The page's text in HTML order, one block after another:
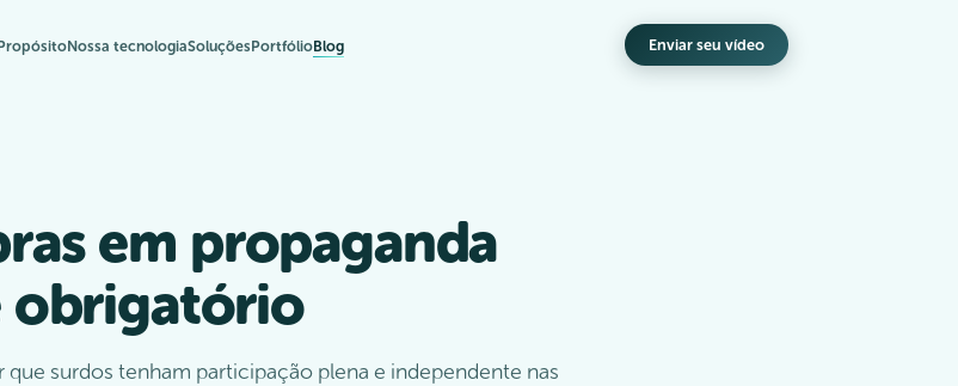
Nossa tecnologiaSoluçõesPortfólioBlog Enviar seu vídeo
em propaganda
obrigatório
que surdos tenham participação plena e independente nas